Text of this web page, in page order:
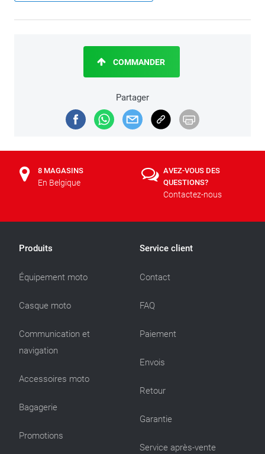
Partager
COMMANDER
8 MAGASINS
En Belgique
AVEZ-VOUS DES
QUESTIONS?
Contactez-nous
Produits
Équipement moto
Casque moto
Communication et
navigation
Accessoires moto
Bagagerie
Promotions
Service client
Contact
FAQ
Paiement
Envois
Retour
Garantie
Service après-vente